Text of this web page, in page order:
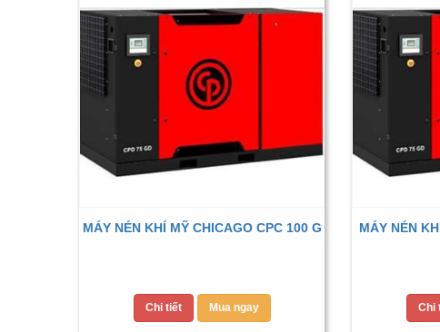
MÁY NÉN KHÍ MỸ CHICAGO CPC 100 G
Chi tiết Mua ngay
MÁY NÉN
Chi